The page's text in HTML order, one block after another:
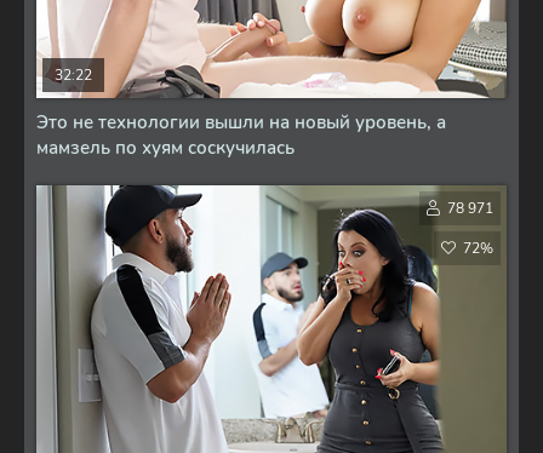
Это не технологии вышли на новый уровень, а
мамзель по хуям соскучилась
32:22
78 971
72%